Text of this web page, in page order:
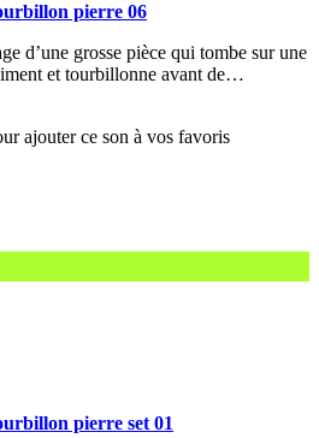
pierre 06
d’une grosse pièce qui tombe sur une
et tourbillonne avant de…
pierre set 01